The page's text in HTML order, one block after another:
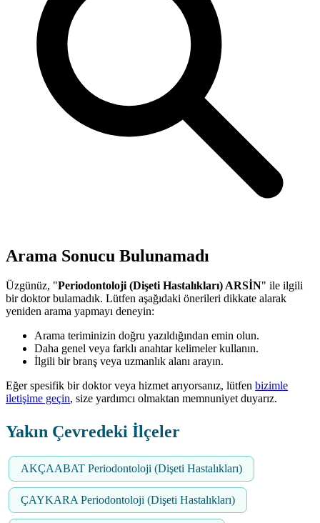
Arama Sonucu Bulunamadı
Üzgünüz, "Periodontoloji (Dişeti Hastalıkları) ARSİN" ile ilgili
bir doktor bulamadık. Lütfen aşağıdaki önerileri dikkate alarak
yeniden arama yapmayı deneyin:
Arama teriminizin doğru yazıldığından emin olun.
Daha genel veya farklı anahtar kelimeler kullanın.
İlgili bir branş veya uzmanlık alanı arayın.
Eğer spesifik bir doktor veya hizmet arıyorsanız, lütfen bizimle
iletişime geçin, size yardımcı olmaktan memnuniyet duyarız.
Yakın Çevredeki İlçeler
AKÇAABAT Periodontoloji (Dişeti Hastalıkları)
ÇAYKARA Periodontoloji (Dişeti Hastalıkları)